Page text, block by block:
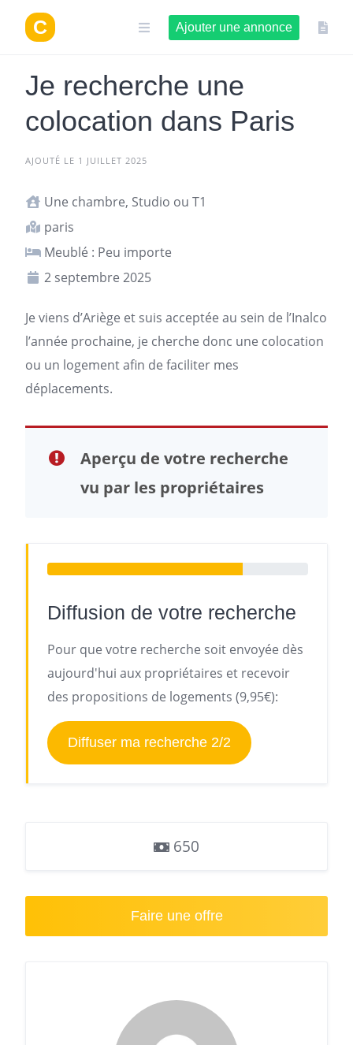
contenu
Ajouter une annonce
Je recherche une
colocation dans Paris
AJOUTÉ LE 1 JUILLET 2025
Une chambre, Studio ou T1
paris
Meublé : Peu importe
2 septembre 2025
Je viens d’Ariège et suis acceptée au sein de l’Inalco
l’année prochaine, je cherche donc une colocation
ou un logementafin de faciliter mes
déplacements.
Aperçu de votre recherche
vu par les propriétaires
Diffusion de votre recherche
Pour que votre recherche soit envoyée dès
aujourd'hui aux propriétaires et recevoir
des propositions de logements (9,95€):
Diffuser ma recherche 2/2
650
Faire une offre